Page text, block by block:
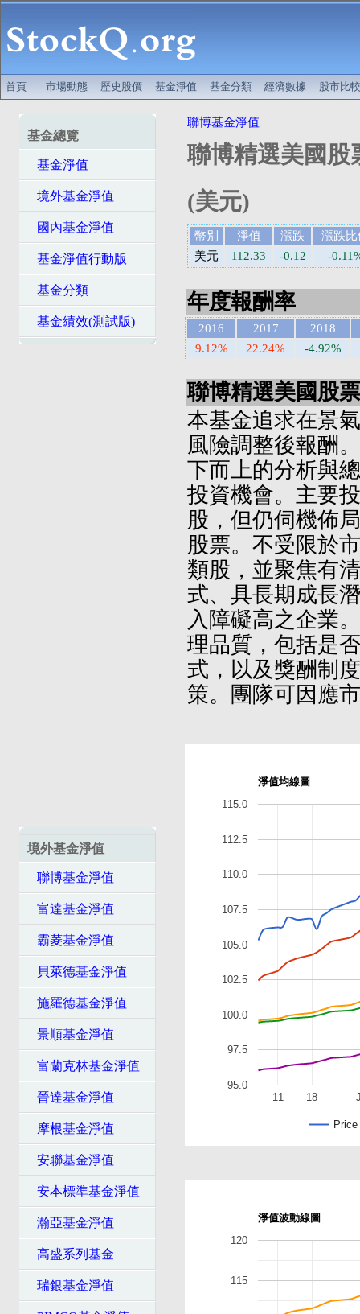
首頁 市場動態 歷史股價 基金淨值 基金分類 經濟數據 股市比較
基金總覽
基金淨值
境外基金淨值
國內基金淨值
基金淨值行動版
基金分類
基金績效(測試版)
境外基金淨值
聯博基金淨值
富達基金淨值
霸菱基金淨值
貝萊德基金淨值
施羅德基金淨值
景順基金淨值
富蘭克林基金淨值
晉達基金淨值
摩根基金淨值
安聯基金淨值
安本標準基金淨值
瀚亞基金淨值
高盛系列基金
瑞銀基金淨值
聯博基金淨值
聯博精選美國股
(美元)
幣別 淨值 漲跌
漲跌比
美元
112.33 -0.12 -
年度報酬率
2016 2017
2018
9.12%
22.24% -4.92%
聯博精選美國股
本基金追求在景
風險調整後報酬
下而上的分析與
投資機會。主要
股，但仍伺機佈
股票。不受限於
類股，並聚焦有
式、具長期成長
入障礙高之企業
理品質，包括是
式，以及獎酬制
策。團隊可因應
淨值均線圖
Price
11 18
95.0
97.5
100.0
102.5
105.0
107.5
110.0
112.5
115.0
淨值波動線圖
115
120